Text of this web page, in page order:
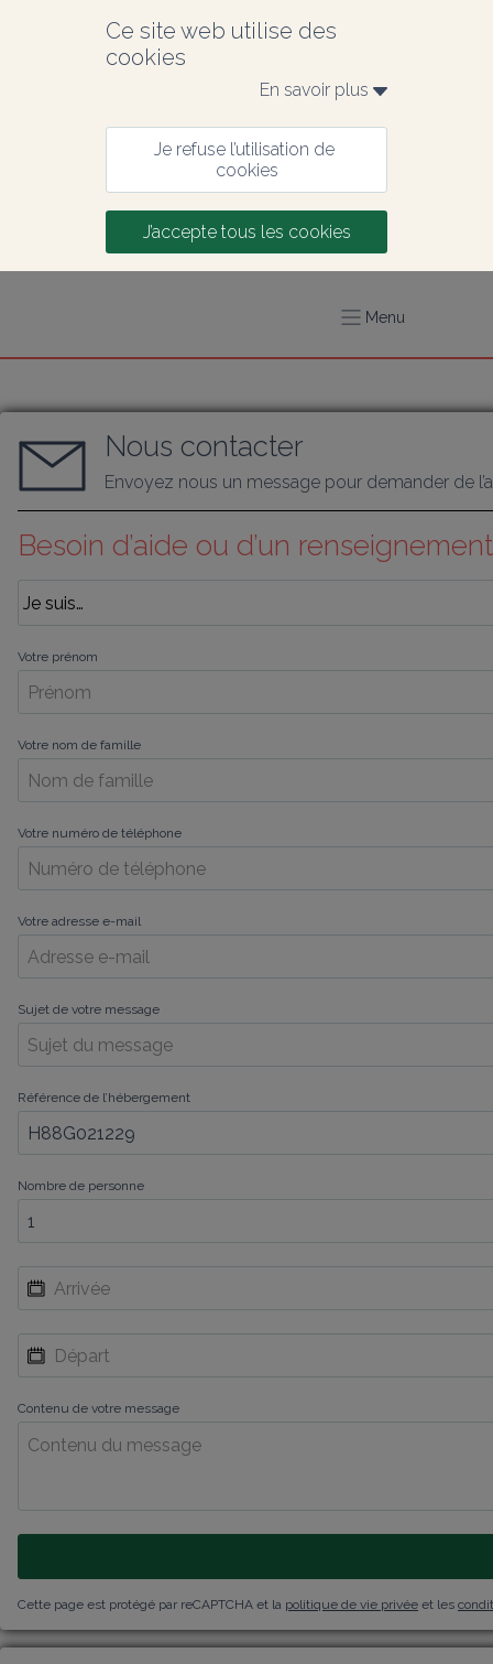
Ce site web utilise des
cookies
En savoir plus
Je refuse l’utilisation de
cookies
J’accepte tous les cookies
Menu
Nous contacter
Envoyez nous un message pour demander de
Besoin d’aide ou d’un
Votre prénom
Votre nom de famille
Votre numéro de téléphone
Votre adresse e-mail
Sujet de votre message
Référence de l’hébergement
Nombre de personne
Contenu de votre message
Cette page est protégé par reCAPTCHA et la politique de vie privée et les